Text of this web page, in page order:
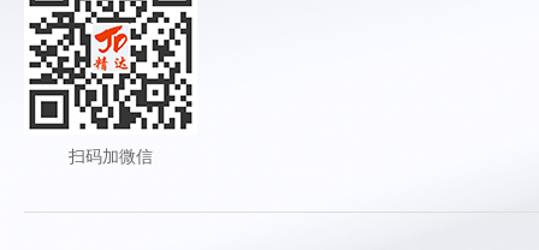
扫码加微信